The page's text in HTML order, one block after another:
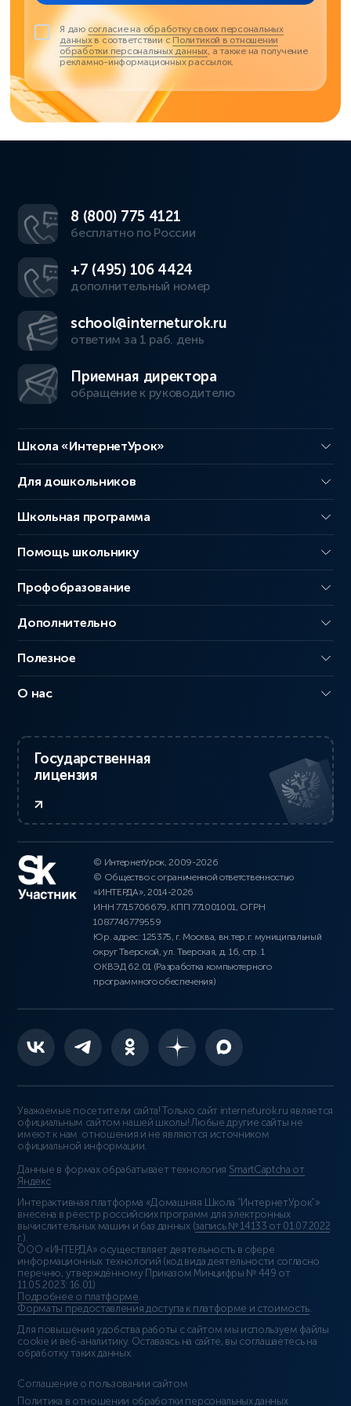
Я даюсогласие на обработку своих персональных
данныхв соответствии с Политикой в отношении
обработки персональных данных, а также на получение
рекламно-информационных рассылок.
8 (800) 775 4121
бесплатно по России
+7 (495) 106 4424
дополнительный номер
school@interneturok.ru
ответим за 1 раб. день
Приемная директора
обращение к руководителю
Школа «ИнтернетУрок»
Для дошкольников
Школьная программа
Помощь школьнику
Профобразование
Дополнительно
Полезное
О нас
Государственная
лицензия
© ИнтернетУрок, 2009-2026
© Общество с ограниченной ответственностью
«ИНТЕРДА», 2014-2026
ИНН 7715706679, КПП 771001001, ОГРН
1087746779559
Юр. адрес: 125375, г. Москва, вн.тер.г. муниципальный
округ Тверской, ул. Тверская, д. 16, стр. 1
ОКВЭД 62.01 (Разработка компьютерного
программного обеспечения)
Уважаемые посетители сайта! Только сайт interneturok.ru является
официальным сайтом нашей школы! Любые другие сайты не
имеют к нам отношения и не являются источником
официальной информации.
Данные в формах обрабатывает технология SmartCaptcha от
Яндекс
Интерактивная платформа «Домашняя Школа “ИнтернетУрок”»
внесена в реестр российских программ для электронных
вычислительных машин и баз данных (запись № 14133 от 01.07.2022
г.).
ООО «ИНТЕРДА» осуществляет деятельность в сфере
информационных технологий (код вида деятельности согласно
перечню, утверждённому Приказом Минцифры № 449 от
11.05.2023: 16.01)
Подробнее о платформе.
Форматы предоставления доступа к платформе и стоимость.
Для повышения удобства работы с сайтом мы используем файлы
cookie и веб-аналитику. Оставаясь на сайте, вы соглашаетесь на
обработку таких данных.
Соглашение о пользовании сайтом
Политика в отношении обработки персональных данных